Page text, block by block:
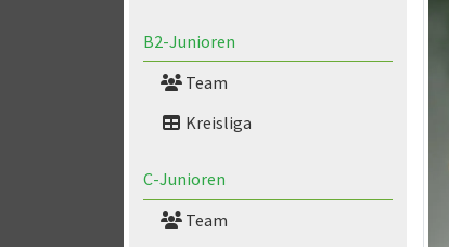
B2-Junioren
Team
Kreisliga
C-Junioren
Team